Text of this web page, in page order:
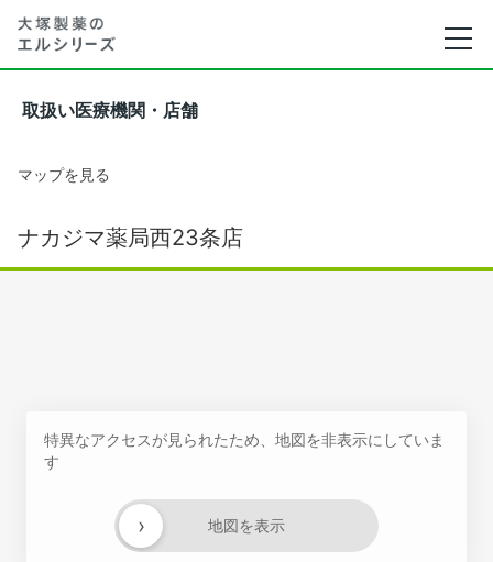
取扱い医療機関・店舗
マップを見る
ナカジマ薬局西23条店
特異なアクセスが見られたため、地図を非表示にしていま
す
地図を表示
›